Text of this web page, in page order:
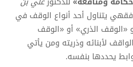
يتناول أحد أنواع الوقف في
«الوقف الذري» أو «الوقف
لأبنائه وذريته ومن يأتي
يحددها بنفسه.